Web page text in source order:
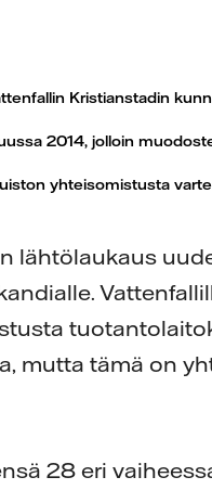
Kristianstadin
2014, jolloin
yhteisomistusta
lähtölaukaus
mutta tämä on
28 eri